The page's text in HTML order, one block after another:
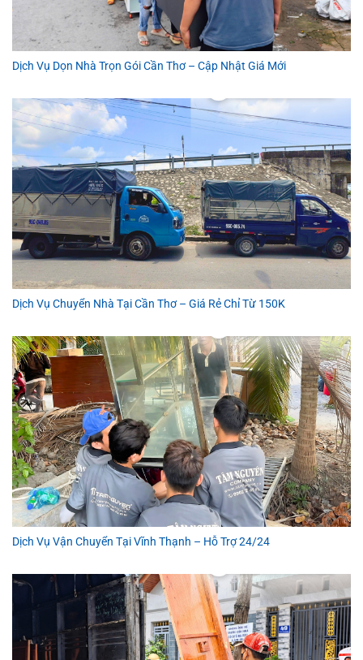
Dịch Vụ Dọn Nhà Trọn Gói Cần Thơ – Cập Nhật Giá Mới
Dịch Vụ Chuyển Nhà Tại Cần Thơ – Giá Rẻ Chỉ Từ 150K
Dịch Vụ Vận Chuyển Tại Vĩnh Thạnh – Hỗ Trợ 24/24